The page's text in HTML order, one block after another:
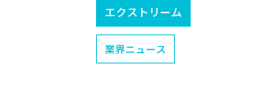
エクストリーム
業界ニュース